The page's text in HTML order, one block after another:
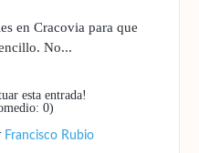
en Cracovia para que
No...
esta entrada!
0)
Francisco Rubio